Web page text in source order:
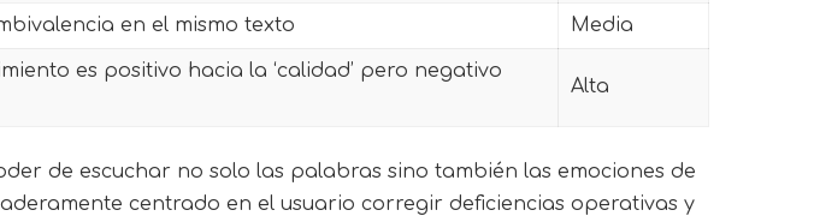
en el mismo texto Media
es positivo hacia la ‘calidad’ pero negativo
Alta
de escuchar no solo las palabras sino también las emociones de
centrado en el usuario corregir deficiencias operativas y